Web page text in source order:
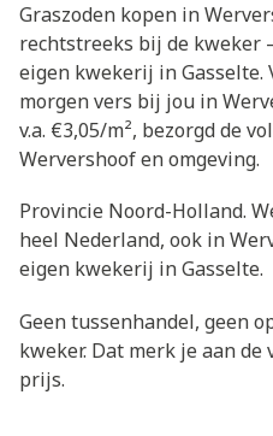
Graszoden kopen in
rechtstreeks bij de kweker
eigen kwekerij in Gasselte.
morgen vers bij jou in
v.a. €3,05/m², bezorgd de
Wervershoof en omgeving.
Provincie Noord-Holland.
heel Nederland, ook in
eigen kwekerij in Gasselte.
Geen tussenhandel, geen
kweker. Dat merk je aan
prijs.